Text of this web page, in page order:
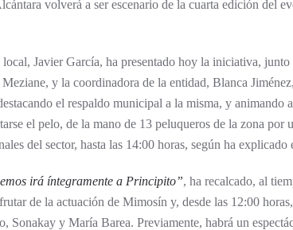
volverá a ser escenario de la cuarta edición del
Javier García, ha presentado hoy la iniciativa,
y la coordinadora de la entidad, Blanca
el respaldo municipal a la misma, y
el pelo, de la mano de 13 peluqueros de la zona
del sector, hasta las 14:00 horas, según ha
irá íntegramente a Principito”, ha recalcado, al
de la actuación de Mimosín y, desde las 12:00
Sonakay y María Barea. Previamente, habrá un